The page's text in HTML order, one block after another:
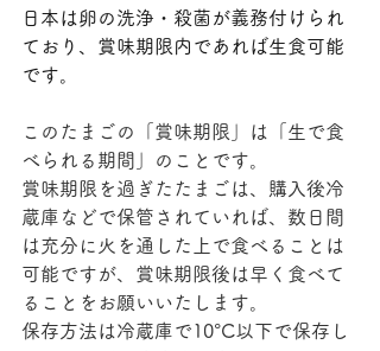
日本は卵の洗浄・殺菌が義務付けられ
ており、賞味期限内であれば生食可能
です。
このたまごの「賞味期限」は「生で食
べられる期間」のことです。
賞味期限を過ぎたたまごは、購入後冷
蔵庫などで保管されていれば、数日間
は充分に火を通した上で食べることは
可能ですが、賞味期限後は早く食べて
ることをお願いいたします。
保存方法は冷蔵庫で10°C以下で保存し